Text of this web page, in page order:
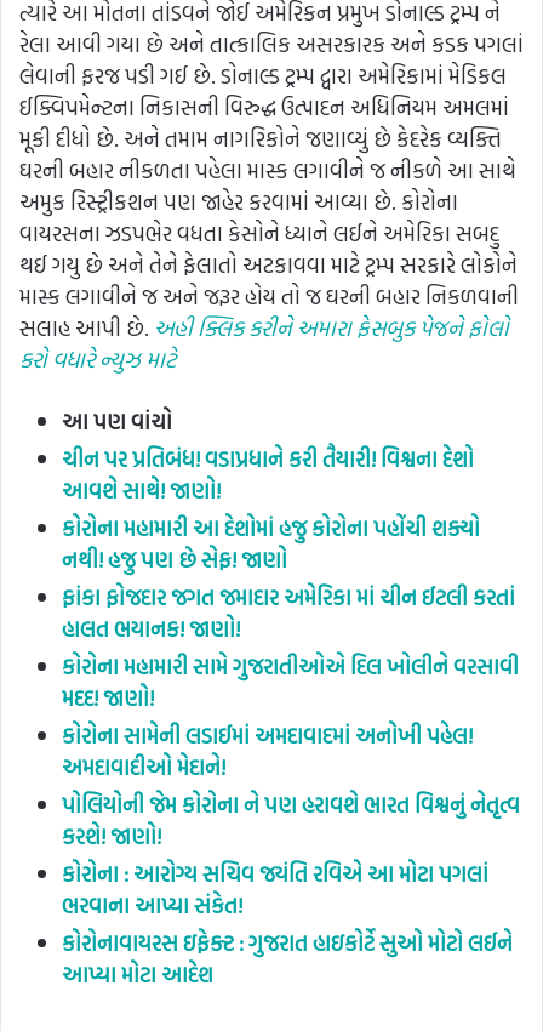
ત્યારે આ મોતના તાંડવને જોઈ અમેરિકન પ્રમુખ ડોનાલ્ડ ટ્રમ્પ ને
રેલા આવી ગયા છે અને તાત્કાલિક અસરકારક અને કડક પગલાં
લેવાની ફરજ પડી ગઈ છે. ડોનાલ્ડ ટ્રમ્પ દ્વારા અમેરિકામાં મેડિકલ
ઈક્વિપમેન્ટના નિકાસની વિરુદ્ધ ઉત્પાદન અધિનિયમ અમલમાં
મૂકી દીધો છે. અને તમામ નાગરિકોને જણાવ્યું છે કેદરેક વ્યક્તિ
ઘરની બહાર નીકળતા પહેલા માસ્ક લગાવીને જ નીકળે આ સાથે
અમુક રિસ્ટ્રીકશન પણ જાહેર કરવામાં આવ્યા છે. કોરોના
વાયરસના ઝડપભેર વધતા કેસોને ધ્યાને લઈને અમેરિકા સબદુ
થઈ ગયુ છે અને તેને ફેલાતો અટકાવવા માટે ટ્રમ્પ સરકારે લોકોને
માસ્ક લગાવીને જ અને જરૂર હોય તો જ ઘરની બહાર નિકળવાની
સલાહ આપી છે. અહી ક્લિક કરીને અમારા ફેસબુક પેજને ફોલો
કરો વધારે ન્યુઝ માટે
આ પણ વાંચો
ચીન પર પ્રતિબંધ! વડાપ્રધાને કરી તૈયારી! વિશ્વના દેશો
આવશે સાથે! જાણો!
કોરોના મહામારી આ દેશોમાં હજુ કોરોના પહોંચી શક્યો
નથી! હજુ પણ છે સેફ! જાણો
ફાંકા ફોજદાર જગત જમાદાર અમેરિકા માં ચીન ઈટલી કરતાં
હાલત ભયાનક! જાણો!
કોરોના મહામારી સામે ગુજરાતીઓએ દિલ ખોલીને વરસાવી
મદદ! જાણો!
કોરોના સામેની લડાઈમાં અમદાવાદમાં અનોખી પહેલ!
અમદાવાદીઓ મેદાને!
પોલિયોની જેમ કોરોના ને પણ હરાવશે ભારત વિશ્વનું નેતૃત્વ
કરશે! જાણો!
કોરોના : આરોગ્ય સચિવ જયંતિ રવિએ આ મોટા પગલાં
ભરવાના આપ્યા સંકેત!
કોરોનાવાયરસ ઇફેક્ટ : ગુજરાત હાઇકોર્ટે સુઓ મોટો લઈને
આપ્યા મોટા આદેશ